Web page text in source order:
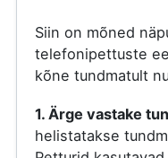
Siin on mõned
telefonipettuste
kõne tundmatult
1. Ärge vastake
helistatakse